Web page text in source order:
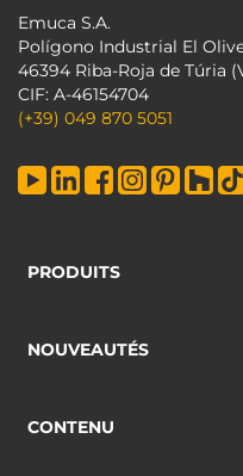
Emuca S.A.
Polígono Industrial El
46394 Riba-Roja de Túria
CIF: A-46154704
(+39) 049 870 5051
PRODUITS
NOUVEAUTÉS
CONTENU